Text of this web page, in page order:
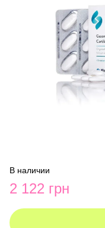
В наличии
2 122 грн